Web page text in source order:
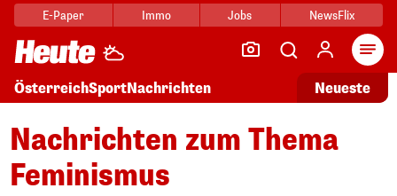
E-Paper Immo Jobs NewsFlix
ÖsterreichSportNachrichten Neueste
Nachrichten zum Thema
Feminismus